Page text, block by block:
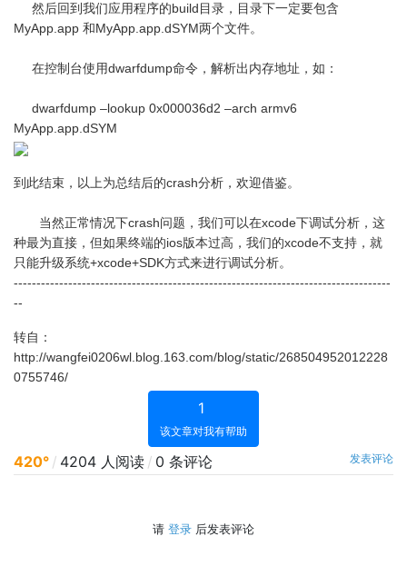
然后回到我们应用程序的build目录，目录下一定要包含
MyApp.app 和MyApp.app.dSYM两个文件。
在控制台使用dwarfdump命令，解析出内存地址，如：
dwarfdump –lookup 0x000036d2 –arch armv6
MyApp.app.dSYM
到此结束，以上为总结后的crash分析，欢迎借鉴。
当然正常情况下crash问题，我们可以在xcode下调试分析，这
种最为直接，但如果终端的ios版本过高，我们的xcode不支持，就
只能升级系统+xcode+SDK方式来进行调试分析。
-----------------------------------------------------------------------------------
--
转自：
http://wangfei0206wl.blog.163.com/blog/static/268504952012228
0755746/
1
该文章对我有帮助
420° / 4204 人阅读 / 0 条评论 发表评论
请 登录 后发表评论